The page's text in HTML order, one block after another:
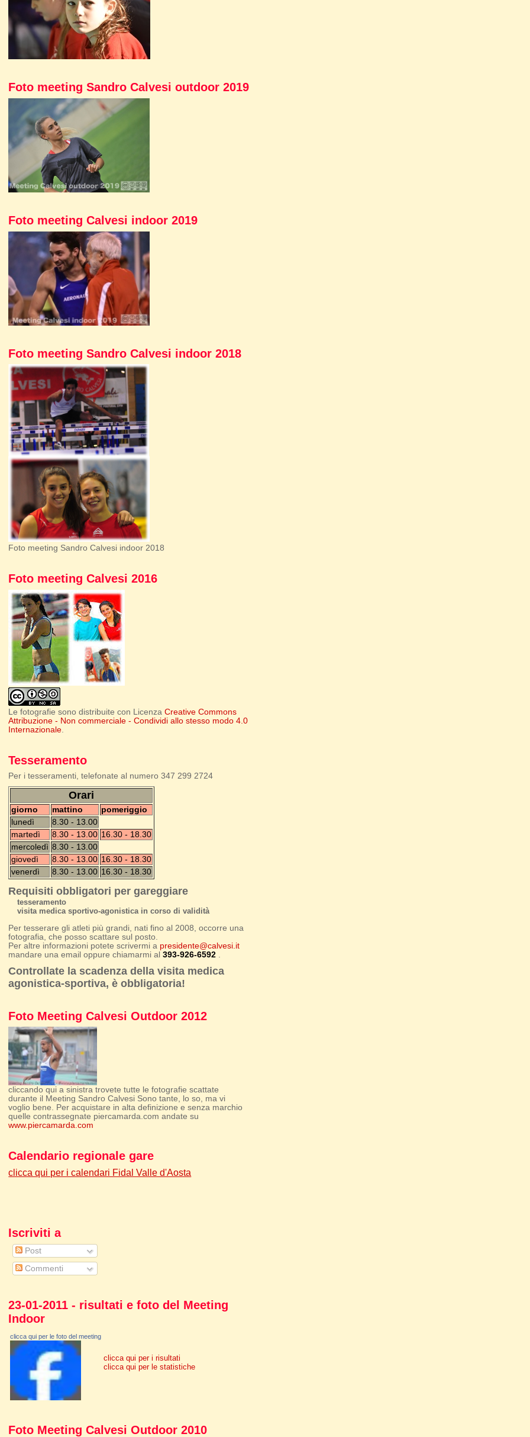
Foto meeting Sandro Calvesi outdoor 2019
Foto meeting Calvesi indoor 2019
Foto meeting Sandro Calvesi indoor 2018
Foto meeting Sandro Calvesi indoor 2018
Foto meeting Calvesi 2016
Le fotografie sono distribuite con LicenzaCreative Commons
Attribuzione - Non commerciale - Condividi allo stesso modo 4.0
Internazionale.
Tesseramento
Per i tesseramenti, telefonate al numero 347 299 2724
Orari
giorno mattino
pomeriggio
lunedì
8.30 - 13.00
martedì
8.30 - 13.00 16.30 - 18.30
mercoledì 8.30 - 13.00
giovedì
8.30 - 13.00 16.30 - 18.30
venerdì
8.30 - 13.00 16.30 - 18.30
Requisiti obbligatori per gareggiare
tesseramento
visita medica sportivo-agonistica in corso di validità
Per tesserare gli atleti più grandi, nati fino al 2008, occorre una
fotografia, che posso scattare sul posto.
Per altre informazioni potete scrivermi a presidente@calvesi.it
mandare una email oppure chiamarmi al393-926-6592
Controllate la scadenza della visita medica
agonistica-sportiva, è obbligatoria!
Foto Meeting Calvesi Outdoor 2012
cliccando qui a sinistra trovete tutte le fotografie scattate
durante il Meeting Sandro Calvesi Sono tante, lo so, ma vi
voglio bene. Per acquistare in alta definizione e senza marchio
quelle contrassegnate piercamarda.com andate su
www.piercamarda.com
Calendario regionale gare
clicca qui per i calendari Fidal Valle d'Aosta
Iscriviti a
Post
Commenti
23-01-2011 - risultati e foto del Meeting
Indoor
clicca qui per le foto del meeting
clicca qui per i risultati
clicca qui per le statistiche
Foto Meeting Calvesi Outdoor 2010